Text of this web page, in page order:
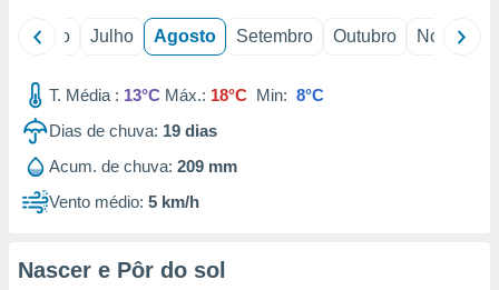
Junho Julho Agosto Setembro Outubro Novembro
T. Média : 13°C Máx.: 18°C Min: 8°C
Dias de chuva: 19 dias
Acum. de chuva: 209 mm
Vento médio: 5 km/h
Nascer e Pôr do sol